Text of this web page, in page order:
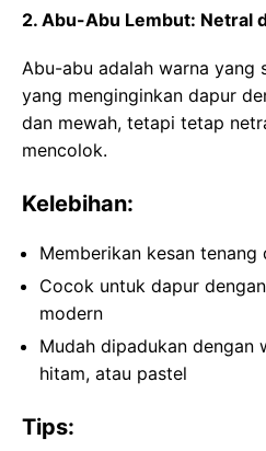
2. Abu-Abu Lembut: Netral
Abu-abu adalah warna yang
yang menginginkan dapur
dan mewah, tetapi tetap
mencolok.
Kelebihan:
Memberikan kesan tenang
Cocok untuk dapur
modern
Mudah dipadukan dengan
hitam, atau pastel
Tips: